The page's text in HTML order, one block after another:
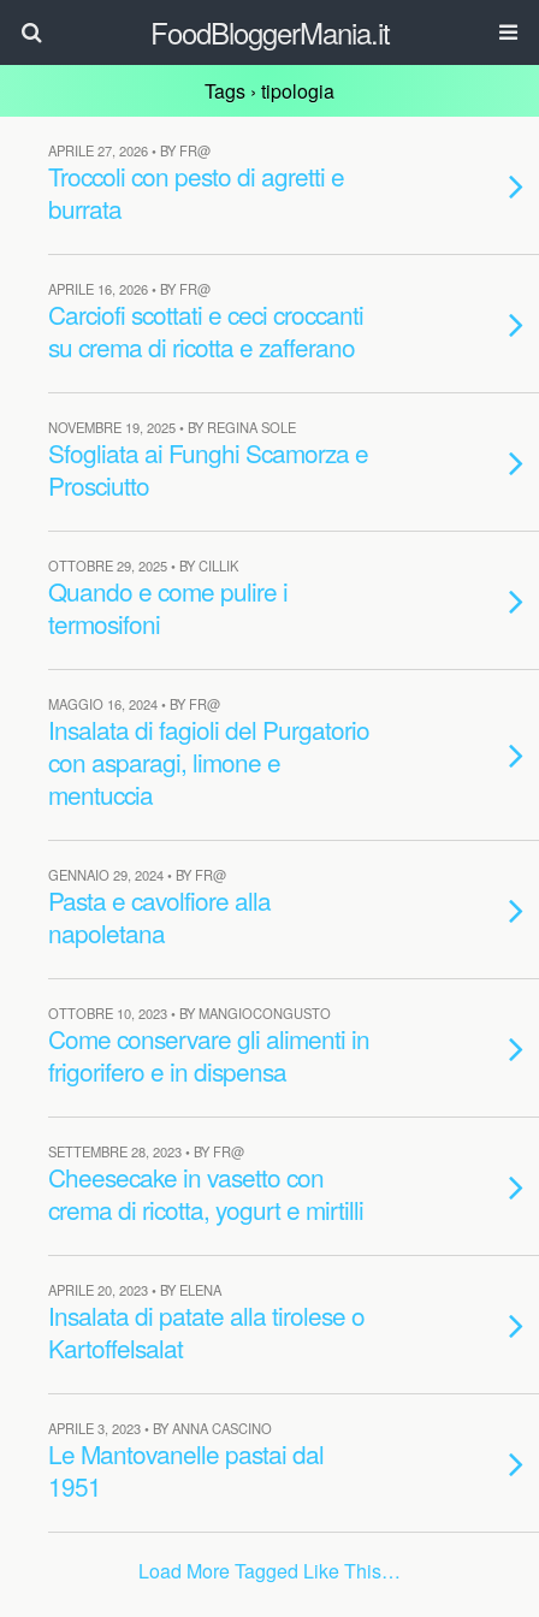
FoodBloggerMania.it
Tags › tipologia
APRILE 27, 2026 • BY FR@
Troccoli con pesto di agretti e
burrata
APRILE 16, 2026 • BY FR@
Carciofi scottati e ceci croccanti
su crema di ricotta e zafferano
NOVEMBRE 19, 2025 • BY REGINA SOLE
Sfogliata ai Funghi Scamorza e
Prosciutto
OTTOBRE 29, 2025 • BY CILLIK
Quando e come pulire i
termosifoni
MAGGIO 16, 2024 • BY FR@
Insalata di fagioli del Purgatorio
con asparagi, limone e
mentuccia
GENNAIO 29, 2024 • BY FR@
Pasta e cavolfiore alla
napoletana
OTTOBRE 10, 2023 • BY MANGIOCONGUSTO
Come conservare gli alimenti in
frigorifero e in dispensa
SETTEMBRE 28, 2023 • BY FR@
Cheesecake in vasetto con
crema di ricotta, yogurt e mirtilli
APRILE 20, 2023 • BY ELENA
Insalata di patate alla tirolese o
Kartoffelsalat
APRILE 3, 2023 • BY ANNA CASCINO
Le Mantovanelle pastai dal
1951
Load More Tagged Like This…